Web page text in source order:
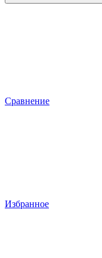
Сравнение
Избранное